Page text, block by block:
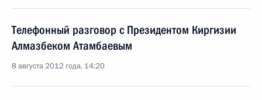
Телефонный разговор с Президентом Киргизии
Алмазбеком Атамбаевым
8 августа 2012 года, 14:20